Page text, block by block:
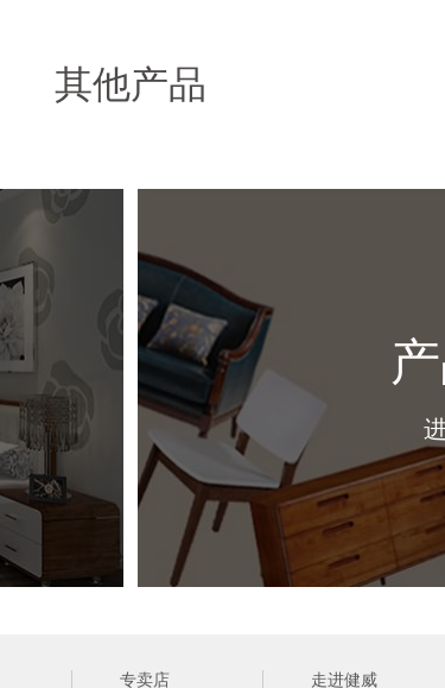
（ 网站图片仅供
其他产品
专卖店 走进健威